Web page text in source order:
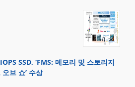
SSD, ‘FMS: 메모리 및 스토리지
오브 쇼’ 수상